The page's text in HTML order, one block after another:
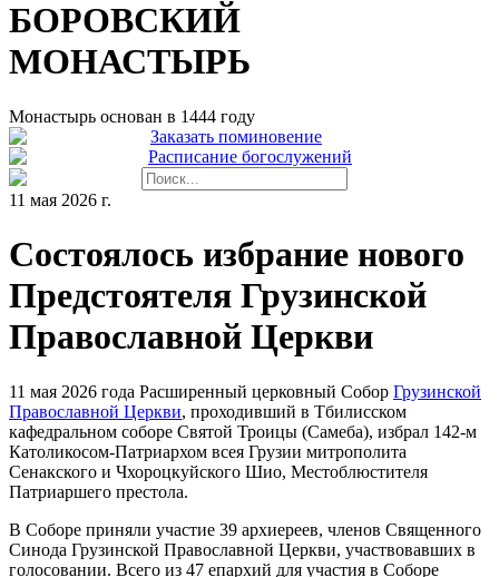
БОРОВСКИЙ
МОНАСТЫРЬ
Монастырь основан в 1444 году
Заказать поминовение
Расписание богослужений
11 мая 2026 г.
Состоялось избрание нового
Предстоятеля Грузинской
Православной Церкви
11 мая 2026 года Расширенный церковный Собор Грузинской
Православной Церкви, проходивший в Тбилисском
кафедральном соборе Святой Троицы (Самеба), избрал 142-м
Католикосом-Патриархом всея Грузии митрополита
Сенакского и Чхороцкуйского Шио, Местоблюстителя
Патриаршего престола.
В Соборе приняли участие 39 архиереев, членов Священного
Синода Грузинской Православной Церкви, участвовавших в
голосовании. Всего из 47 епархий для участия в Соборе